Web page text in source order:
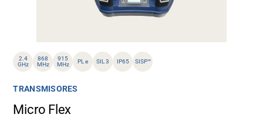
2.4
GHz
868
MHz
915
MHz
PL e SIL 3 IP65 SISP™
TRANSMISORES
Micro Flex